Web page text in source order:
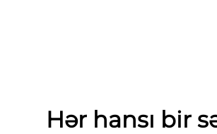
Hər hansı bir